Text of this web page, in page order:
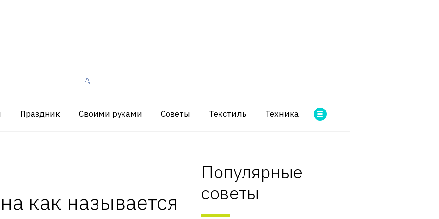
Праздник Своими руками Советы Текстиль Техника
как называется
Популярные
советы